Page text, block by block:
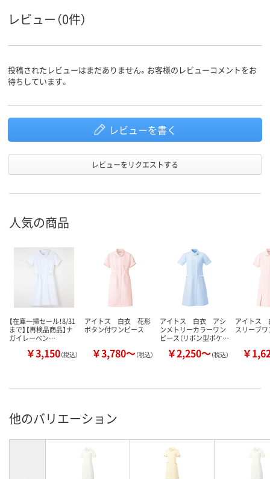
レビュー（0件）
投稿されたレビューはまだありません。お客様のレビューコメントをお
待ちしています。
レビューを書く
レビューをリクエストする
人気の商品
【在庫一掃セール！8/31
まで】【再検品商品】ナ
ガイレーベン…
￥3,150（税込）
アイトス 白衣 花形
ボタン付ワンピース
￥3,780～（税込）
アイトス 白衣 アシ
ンメトリーカラーワン
ピース（リボン型ポケ…
￥2,250～（税込）
アイトス
スリーブ
￥
他のバリエーション